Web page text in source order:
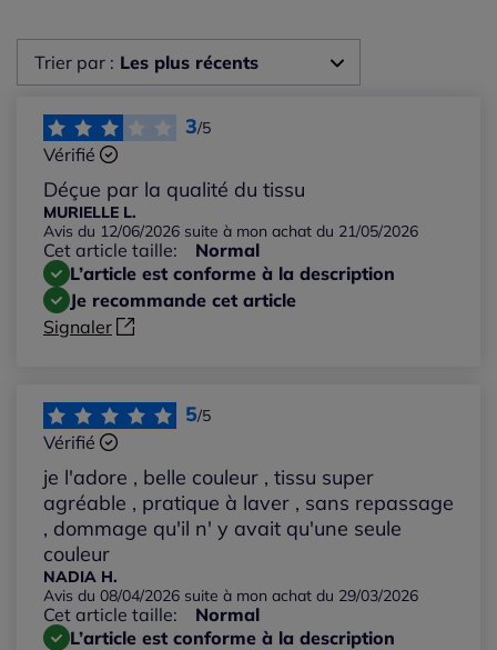
Trier par : Les plus récents
Les plus récents
Les plus anciens
Notes les plus élevées
Notes les plus basses
3/5
Vérifié
Déçue par la qualité du tissu
MURIELLE L.
Avis du 12/06/2026 suite à mon achat du 21/05/2026
Cet article taille:
Normal
L’article est conforme à la description
Je recommande cet article
Signaler
5/5
Vérifié
je l'adore , belle couleur , tissu super
agréable , pratique à laver , sans repassage
, dommage qu'il n' y avait qu'une seule
couleur
NADIA H.
Avis du 08/04/2026 suite à mon achat du 29/03/2026
Cet article taille:
Normal
L’article est conforme à la description